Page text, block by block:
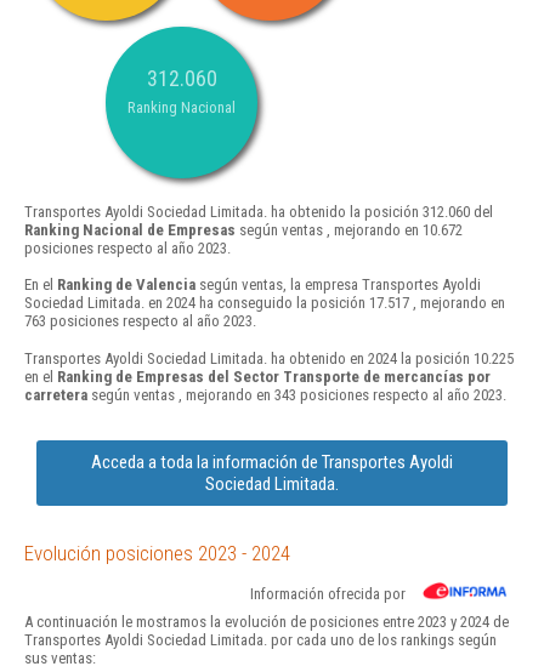
312.060
Ranking Nacional
Transportes Ayoldi Sociedad Limitada. ha obtenido la posición 312.060 del
Ranking Nacional de Empresas según ventas , mejorando en 10.672
posiciones respecto al año 2023.
En el Ranking de Valencia según ventas, la empresa Transportes Ayoldi
Sociedad Limitada. en 2024 ha conseguido la posición 17.517 , mejorando en
763 posiciones respecto al año 2023.
Transportes Ayoldi Sociedad Limitada. ha obtenido en 2024 la posición 10.225
en el Ranking de Empresas del Sector Transporte de mercancías por
carretera según ventas , mejorando en 343 posiciones respecto al año 2023.
Acceda a toda la información de Transportes Ayoldi
Sociedad Limitada.
Evolución posiciones 2023 - 2024
Información ofrecida por
A continuación le mostramos la evolución de posiciones entre 2023 y 2024 de
Transportes Ayoldi Sociedad Limitada. por cada uno de los rankings según
sus ventas: